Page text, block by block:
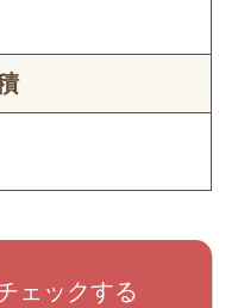
ェックする